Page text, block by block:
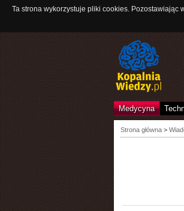
Ta strona wykorzystuje pliki cookies.
Medycyna
Strona główna>